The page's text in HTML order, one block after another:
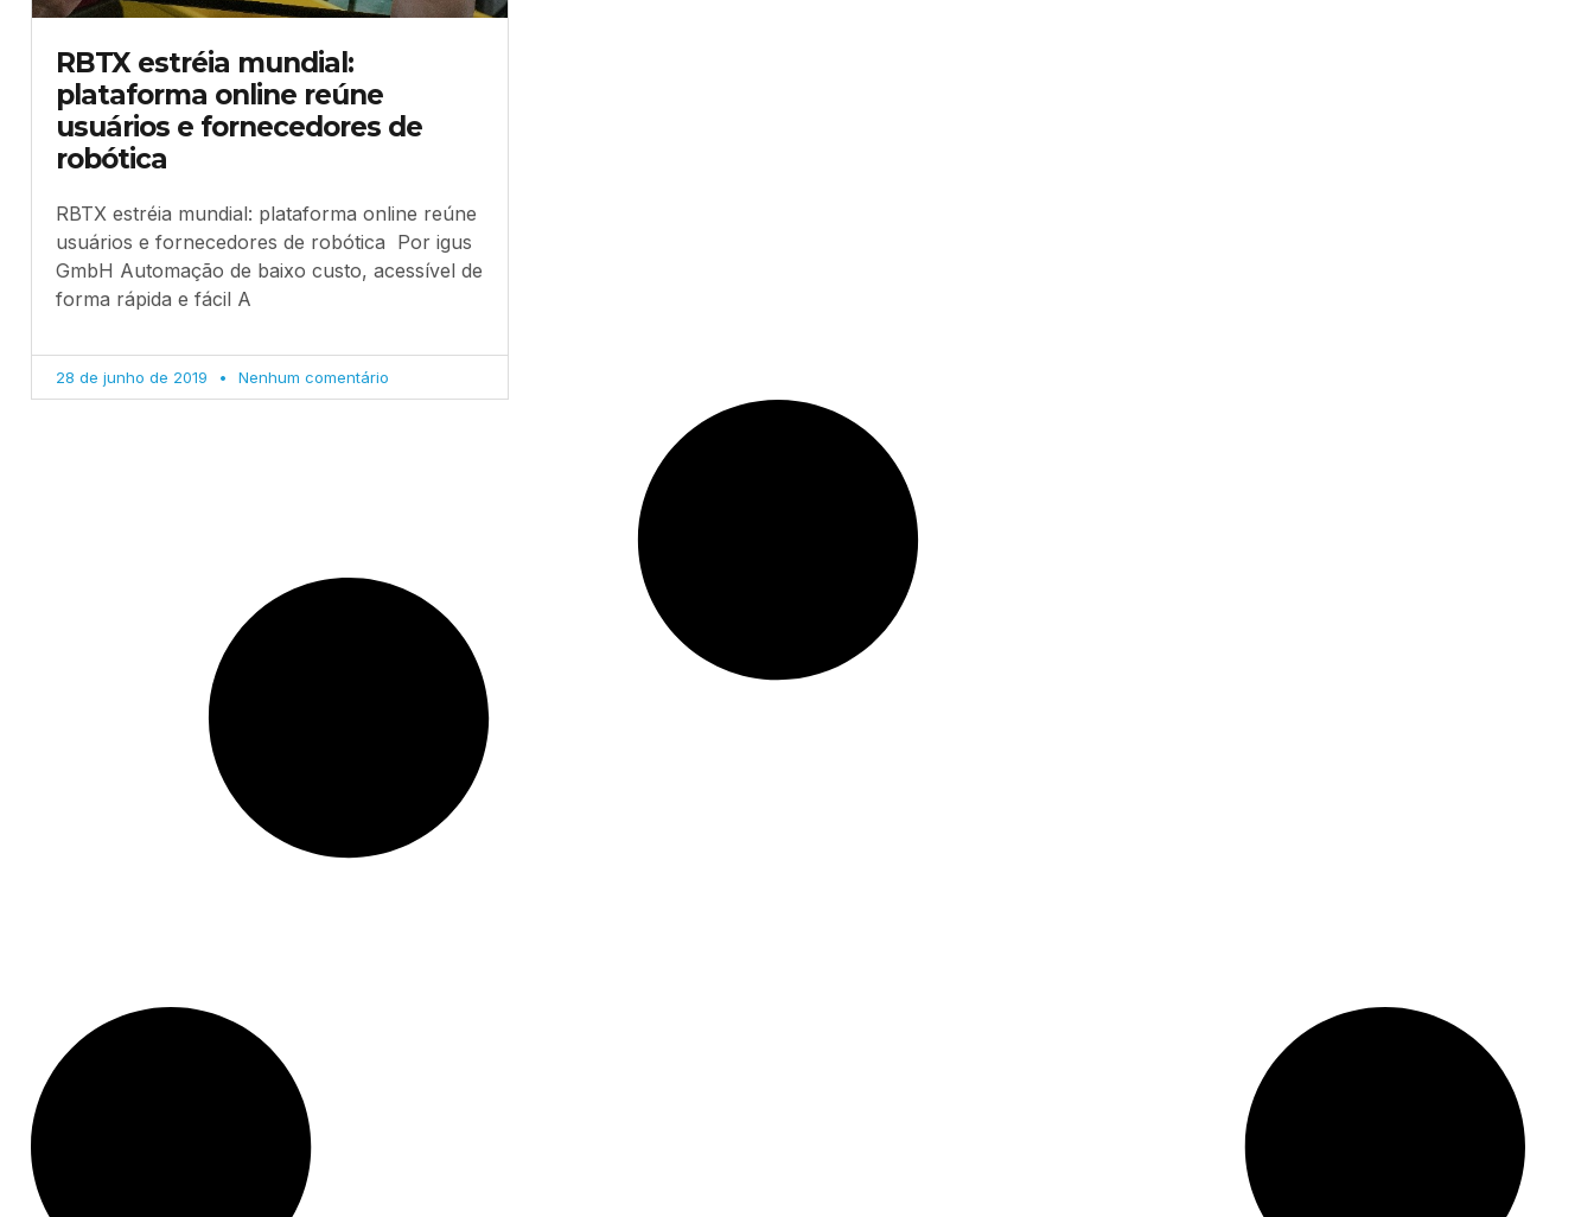
RBTX estréia mundial:
plataforma online reúne
usuários e fornecedores de
robótica
RBTX estréia mundial: plataforma online reúne
usuários e fornecedores de robótica Por igus
GmbH Automação de baixo custo, acessível de
forma rápida e fácil A
28 de junho de 2019 Nenhum comentário